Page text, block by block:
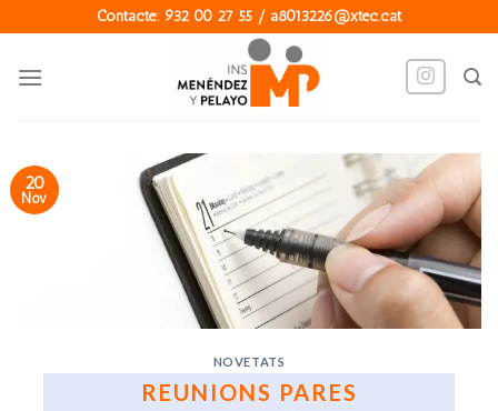
to
content
Contacte: 932 00 27 55 / a8013226@xtec.cat
20
Nov
NOVETATS
REUNIONS PARES